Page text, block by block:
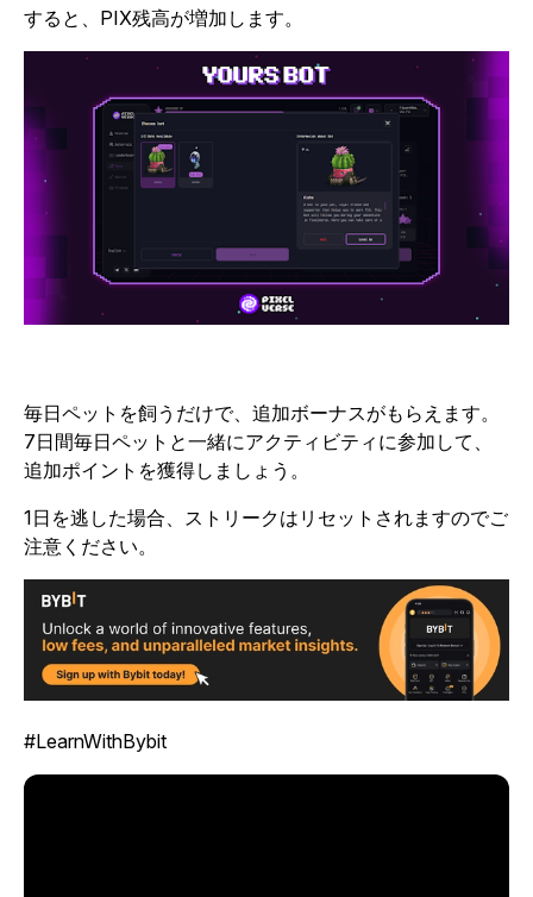
すると、PIX残高が増加します。
毎日ペットを飼うだけで、追加ボーナスがもらえます。
7日間毎日ペットと一緒にアクティビティに参加して、
追加ポイントを獲得しましょう。
1日を逃した場合、ストリークはリセットされますのでご
注意ください。
#LearnWithBybit